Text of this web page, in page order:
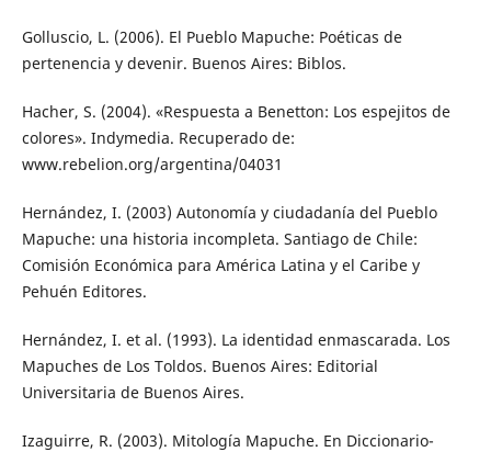
Golluscio, L. (2006). El Pueblo Mapuche: Poéticas de
pertenencia y devenir. Buenos Aires: Biblos.
Hacher, S. (2004). «Respuesta a Benetton: Los espejitos de
colores». Indymedia. Recuperado de:
www.rebelion.org/argentina/04031
Hernández, I. (2003) Autonomía y ciudadanía del Pueblo
Mapuche: una historia incompleta. Santiago de Chile:
Comisión Económica para América Latina y el Caribe y
Pehuén Editores.
Hernández, I. et al. (1993). La identidad enmascarada. Los
Mapuches de Los Toldos. Buenos Aires: Editorial
Universitaria de Buenos Aires.
Izaguirre, R. (2003). Mitología Mapuche. En Diccionario-